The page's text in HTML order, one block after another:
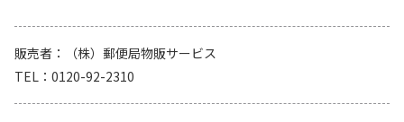
販売者
（株）郵便局物販サービス
TEL
0120-92-2310